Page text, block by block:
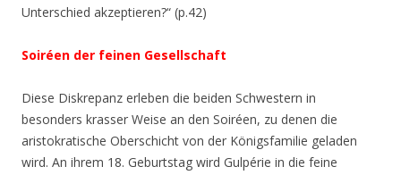
Unterschied akzeptieren?“ (p.42)
Soiréen der feinen Gesellschaft
Diese Diskrepanz erleben die beiden Schwestern in
besonders krasser Weise an den Soiréen, zu denen die
aristokratische Oberschicht von der Königsfamilie geladen
wird. An ihrem 18. Geburtstag wird Gulpérie in die feine